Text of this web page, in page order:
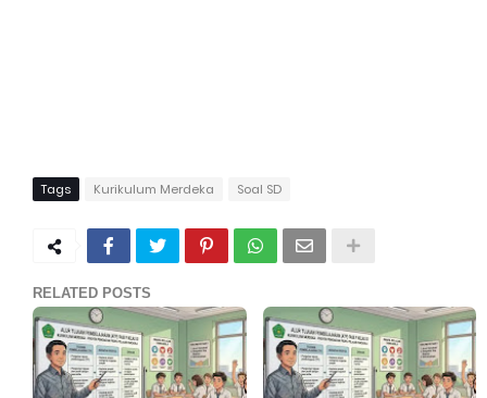
Tags Kurikulum Merdeka Soal SD
RELATED POSTS